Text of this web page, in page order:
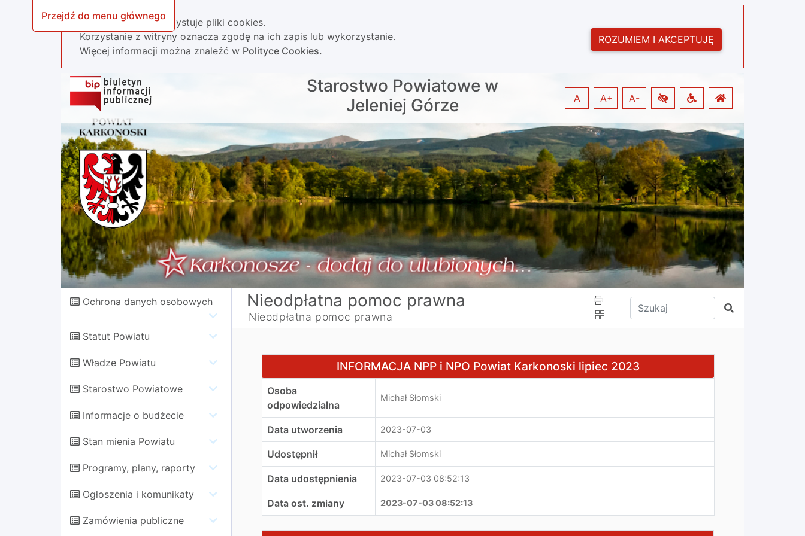
Przejdź do menu głównego
Nasza strona wykorzystuje pliki cookies.
Korzystanie z witryny oznacza zgodę na ich zapis lub wykorzystanie.
Więcej informacji można znaleźć w Polityce Cookies.
ROZUMIEM I AKCEPTUJĘ
Starostwo Powiatowe w
Jeleniej Górze
A A+ A-
Ochrona danych osobowych
Statut Powiatu
Władze Powiatu
Starostwo Powiatowe
Informacje o budżecie
Stan mienia Powiatu
Programy, plany, raporty
Ogłoszenia i komunikaty
Zamówienia publiczne
Nieodpłatna pomoc prawna
Nieodpłatna pomoc prawna
Wpisz tekst do wyszukania
Szukaj
INFORMACJA NPP i NPO Powiat Karkonoski lipiec 2023
INFORMACJA NPP i NPO Powiat Karkonoski lipiec 2023
Osoba
odpowiedzialna
Michał Słomski
Data utworzenia 2023-07-03
Udostępnił Michał Słomski
Data udostępnienia 2023-07-03 08:52:13
Data ost. zmiany 2023-07-03 08:52:13